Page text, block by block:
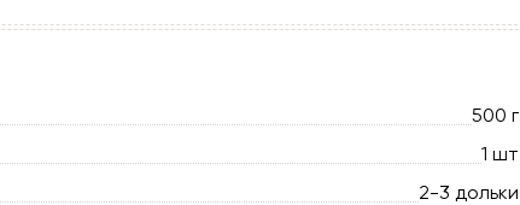
500 г
1 шт
2-3 дольки